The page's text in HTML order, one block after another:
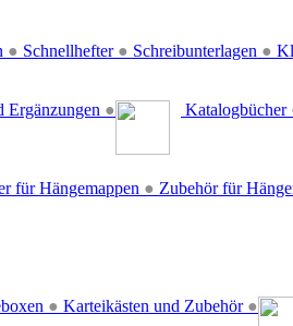
● Schnellhefter ● Schreibunterlagen ●
Ergänzungen ●
Katalogbücher
für Hängemappen ● Zubehör für
● Karteikästen und Zubehör ●